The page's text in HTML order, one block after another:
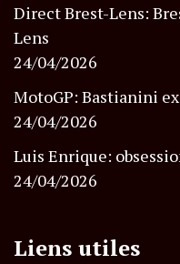
Direct Brest-Lens:
Lens
24/04/2026
MotoGP: Bastianini
24/04/2026
Luis Enrique:
24/04/2026
Liens utiles